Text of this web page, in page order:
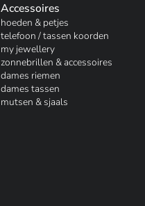
Accessoires
hoeden & petjes
telefoon / tassen koorden
my jewellery
zonnebrillen & accessoires
dames riemen
dames tassen
mutsen & sjaals